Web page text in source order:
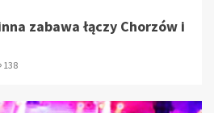
zabawa łączy Chorzów i
138